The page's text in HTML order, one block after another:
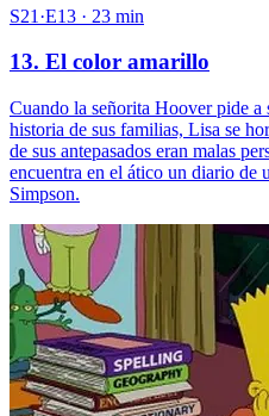
S21·E13 · 23 min
13. El color amarillo
Cuando la señorita Hoover pide a
historia de sus familias, Lisa se
de sus antepasados eran malas
encuentra en el ático un diario de
Simpson.